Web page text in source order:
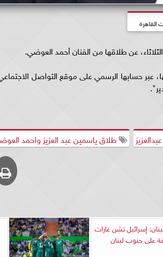
القاهرة
عن طلاقها من الفنان أحمد العوضي.
عبر حسابها الرسمي على موقع التواصل
طلاق ياسمين عبد العزيز واحمد
إسرائيل تشن غارات
على جنوب لبنان